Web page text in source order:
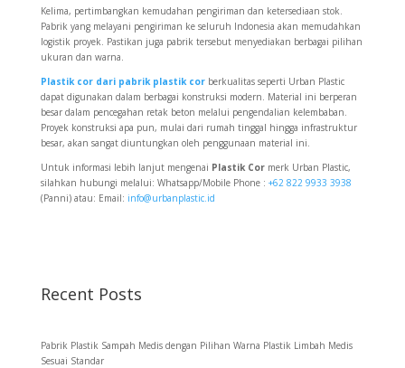
Kelima, pertimbangkan kemudahan pengiriman dan ketersediaan stok.
Pabrik yang melayani pengiriman ke seluruh Indonesia akan memudahkan
logistik proyek. Pastikan juga pabrik tersebut menyediakan berbagai pilihan
ukuran dan warna.
Plastik cor dari pabrik plastik cor berkualitas seperti Urban Plastic
dapat digunakan dalam berbagai konstruksi modern. Material ini berperan
besar dalam pencegahan retak beton melalui pengendalian kelembaban.
Proyek konstruksi apa pun, mulai dari rumah tinggal hingga infrastruktur
besar, akan sangat diuntungkan oleh penggunaan material ini.
Untuk informasi lebih lanjut mengenai Plastik Cormerk Urban Plastic,
silahkan hubungi melalui: Whatsapp/Mobile Phone : +62 822 9933 3938
(Panni) atau: Email: info@urbanplastic.id
Recent Posts
Pabrik Plastik Sampah Medis dengan Pilihan Warna Plastik Limbah Medis
Sesuai Standar